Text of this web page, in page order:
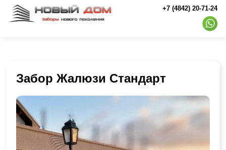
+7 (4842) 20-71-24
Забор Жалюзи Стандарт